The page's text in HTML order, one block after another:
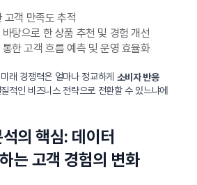
고객 만족도 추적
탕으로 한 상품 추천 및 경험 개선
한 고객 흐름 예측 및 운영 효율화
래 경쟁력은 얼마나 정교하게 소비자 반응
적인 비즈니스 전략으로 전환할 수 있느냐에
의 핵심: 데이터
는 고객 경험의 변화